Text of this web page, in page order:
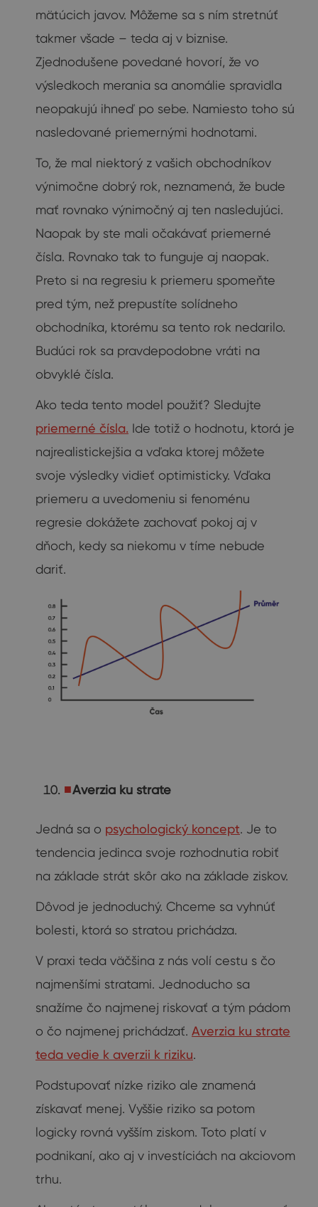
mätúcich javov. Môžeme sa s ním stretnúť
takmer všade – teda aj v biznise.
Zjednodušene povedané hovorí, že vo
výsledkoch merania sa anomálie spravidla
neopakujú ihneď po sebe. Namiesto toho sú
nasledované priemernými hodnotami.
To, že mal niektorý z vašich obchodníkov
výnimočne dobrý rok, neznamená, že bude
mať rovnako výnimočný aj ten nasledujúci.
Naopak by ste mali očakávať priemerné
čísla. Rovnako tak to funguje aj naopak.
Preto si na regresiu k priemeru spomeňte
pred tým, než prepustíte solídneho
obchodníka, ktorému sa tento rok nedarilo.
Budúci rok sa pravdepodobne vráti na
obvyklé čísla.
Ako teda tento model použiť? Sledujte
priemerné čísla. Ide totiž o hodnotu, ktorá je
najrealistickejšia a vďaka ktorej môžete
svoje výsledky vidieť optimisticky. Vďaka
priemeru a uvedomeniu si fenoménu
regresie dokážete zachovať pokoj aj v
dňoch, kedy sa niekomu v tíme nebude
dariť.
Averzia ku strate
Jedná sa o psychologický koncept. Je to
tendencia jedinca svoje rozhodnutia robiť
na základe strát skôr ako na základe ziskov.
Dôvod je jednoduchý. Chceme sa vyhnúť
bolesti, ktorá so stratou prichádza.
V praxi teda väčšina z nás volí cestu s čo
najmenšími stratami. Jednoducho sa
snažíme čo najmenej riskovať a tým pádom
o čo najmenej prichádzať. Averzia ku strate
teda vedie k averzii k riziku.
Podstupovať nízke riziko ale znamená
získavať menej. Vyššie riziko sa potom
logicky rovná vyšším ziskom. Toto platí v
podnikaní, ako aj v investíciách na akciovom
trhu.